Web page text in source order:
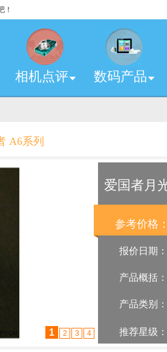
！
相机点评 数码产品
A6系列
1 2 3 4
爱国者月
参考价格
报价日期：
产品概括：
产品类别：
推荐星级：